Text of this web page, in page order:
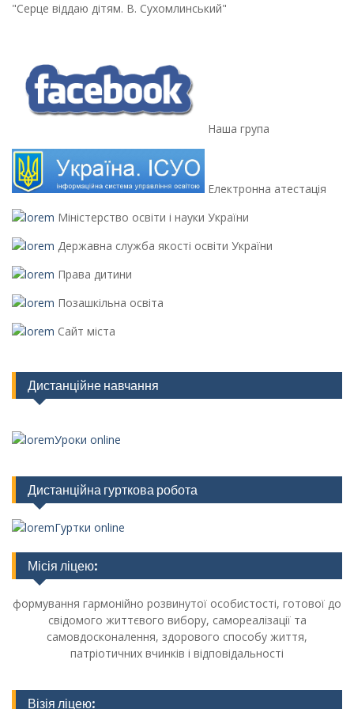
"Серце віддаю дітям. В. Сухомлинський"
Наша група
Електронна атестація
Міністерство освіти і науки України
Державна служба якості освіти України
Права дитини
Позашкільна освіта
Сайт міста
Дистанційне навчання
Уроки online
Дистанційна гурткова робота
Гуртки online
Місія ліцею:
формування гармонійно розвинутої особистості, готової до
свідомого життєвого вибору, самореалізації та
самовдосконалення, здорового способу життя,
патріотичних вчинків і відповідальності
Візія ліцею: